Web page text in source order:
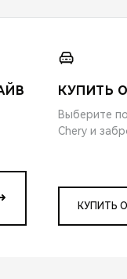
КУПИТЬ
Выберите
Chery и
КУПИТЬ